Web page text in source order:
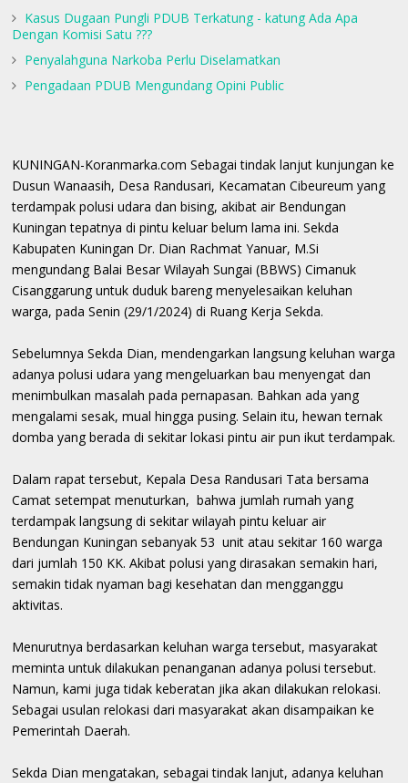
Kasus Dugaan Pungli PDUB Terkatung - katung Ada Apa
Dengan Komisi Satu ???
Penyalahguna Narkoba Perlu Diselamatkan
Pengadaan PDUB Mengundang Opini Public
KUNINGAN-Koranmarka.com Sebagai tindak lanjut kunjungan ke
Dusun Wanaasih, Desa Randusari, Kecamatan Cibeureum yang
terdampak polusi udara dan bising, akibat air Bendungan
Kuningan tepatnya di pintu keluar belum lama ini. Sekda
Kabupaten Kuningan Dr. Dian Rachmat Yanuar, M.Si
mengundang Balai Besar Wilayah Sungai (BBWS) Cimanuk
Cisanggarung untuk duduk bareng menyelesaikan keluhan
warga, pada Senin (29/1/2024) di Ruang Kerja Sekda.
Sebelumnya Sekda Dian, mendengarkan langsung keluhan warga
adanya polusi udara yang mengeluarkan bau menyengat dan
menimbulkan masalah pada pernapasan. Bahkan ada yang
mengalami sesak, mual hingga pusing. Selain itu, hewan ternak
domba yang berada di sekitar lokasi pintu air pun ikut terdampak.
Dalam rapat tersebut, Kepala Desa Randusari Tata bersama
Camat setempat menuturkan, bahwa jumlah rumah yang
terdampak langsung di sekitar wilayah pintu keluar air
Bendungan Kuningan sebanyak 53 unit atau sekitar 160 warga
dari jumlah 150 KK. Akibat polusi yang dirasakan semakin hari,
semakin tidak nyaman bagi kesehatan dan mengganggu
aktivitas.
Menurutnya berdasarkan keluhan warga tersebut, masyarakat
meminta untuk dilakukan penanganan adanya polusi tersebut.
Namun, kami juga tidak keberatan jika akan dilakukan relokasi.
Sebagai usulan relokasi dari masyarakat akan disampaikan ke
Pemerintah Daerah.
Sekda Dian mengatakan, sebagai tindak lanjut, adanya keluhan